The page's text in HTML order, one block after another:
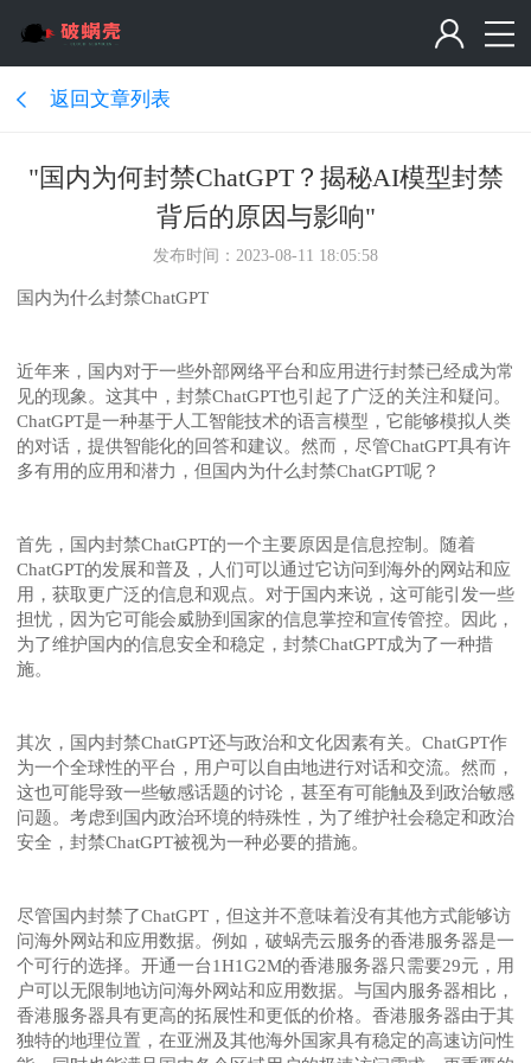
返回文章列表
"国内为何封禁ChatGPT？揭秘AI模型封禁
背后的原因与影响"
发布时间：2023-08-11 18:05:58
国内为什么封禁ChatGPT
近年来，国内对于一些外部网络平台和应用进行封禁已经成为常
见的现象。这其中，封禁ChatGPT也引起了广泛的关注和疑问。
ChatGPT是一种基于人工智能技术的语言模型，它能够模拟人类
的对话，提供智能化的回答和建议。然而，尽管ChatGPT具有许
多有用的应用和潜力，但国内为什么封禁ChatGPT呢？
首先，国内封禁ChatGPT的一个主要原因是信息控制。随着
ChatGPT的发展和普及，人们可以通过它访问到海外的网站和应
用，获取更广泛的信息和观点。对于国内来说，这可能引发一些
担忧，因为它可能会威胁到国家的信息掌控和宣传管控。因此，
为了维护国内的信息安全和稳定，封禁ChatGPT成为了一种措
施。
其次，国内封禁ChatGPT还与政治和文化因素有关。ChatGPT作
为一个全球性的平台，用户可以自由地进行对话和交流。然而，
这也可能导致一些敏感话题的讨论，甚至有可能触及到政治敏感
问题。考虑到国内政治环境的特殊性，为了维护社会稳定和政治
安全，封禁ChatGPT被视为一种必要的措施。
尽管国内封禁了ChatGPT，但这并不意味着没有其他方式能够访
问海外网站和应用数据。例如，破蜗壳云服务的香港服务器是一
个可行的选择。开通一台1H1G2M的香港服务器只需要29元，用
户可以无限制地访问海外网站和应用数据。与国内服务器相比，
香港服务器具有更高的拓展性和更低的价格。香港服务器由于其
独特的地理位置，在亚洲及其他海外国家具有稳定的高速访问性